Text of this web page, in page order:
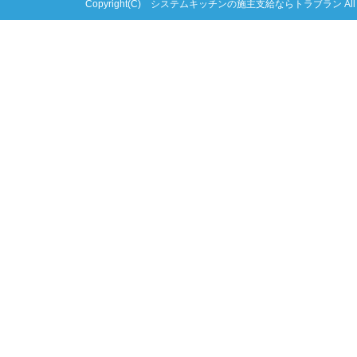
Copyright(C) システムキッチンの施主支給ならトラブラン